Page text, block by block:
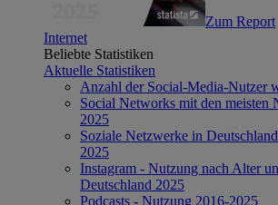
Zum Report
Internet
Beliebte Statistiken
Aktuelle Statistiken
Anzahl der Social-Media-Nutzer
Social Networks mit den meisten
2025
Soziale Netzwerke in
2025
Instagram - Nutzung nach Alter
Deutschland 2025
Podcasts - Nutzung 2016-2025